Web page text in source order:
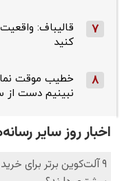
7
قالیباف:
کنید
8
خطیب موقت
نبینیم دست